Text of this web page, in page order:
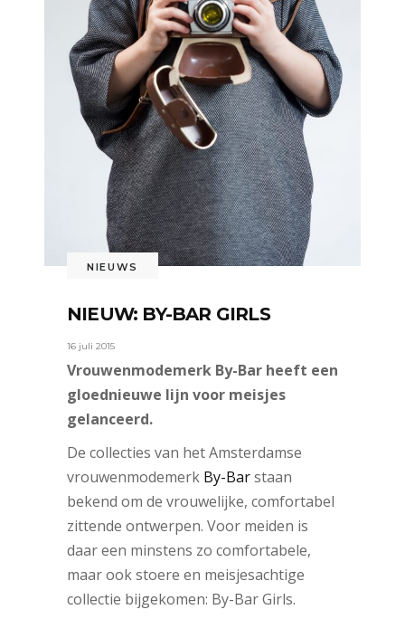
NIEUWS
NIEUW: BY-BAR GIRLS
16 juli 2015
Vrouwenmodemerk By-Bar heeft een
gloednieuwe lijn voor meisjes
gelanceerd.
De collecties van het Amsterdamse
vrouwenmodemerk By-Barstaan
bekend om de vrouwelijke, comfortabel
zittende ontwerpen. Voor meiden is
daar een minstens zo comfortabele,
maar ook stoere en meisjesachtige
collectie bijgekomen: By-Bar Girls.